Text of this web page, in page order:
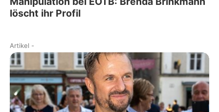
löscht ihr Profil
Artikel -